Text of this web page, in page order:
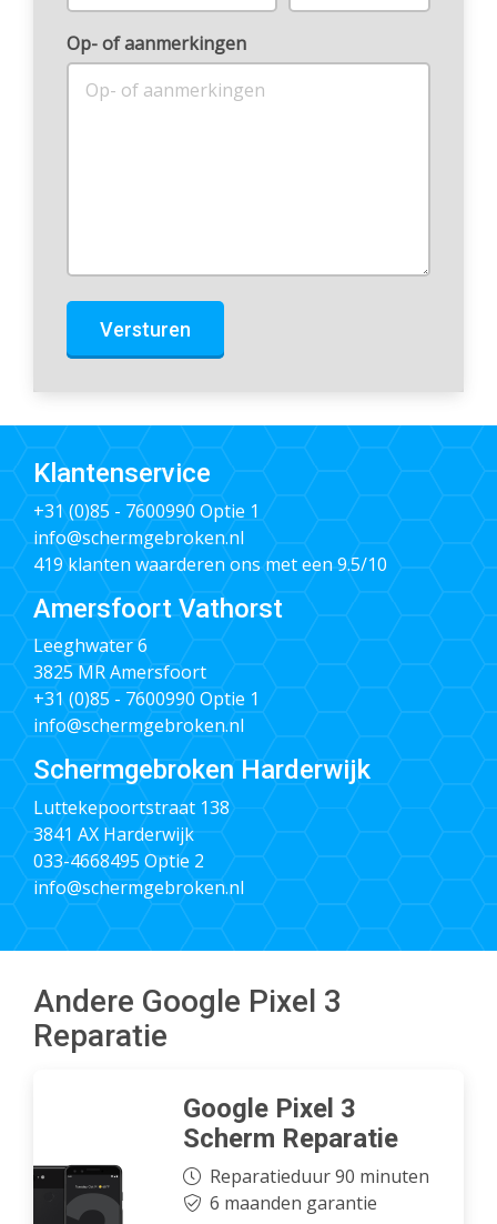
Op- of aanmerkingen
Versturen
Klantenservice
+31 (0)85 - 7600990 Optie 1
info@schermgebroken.nl
419 klanten waarderen ons met een 9.5/10
Amersfoort Vathorst
Leeghwater 6
3825 MR Amersfoort
+31 (0)85 - 7600990 Optie 1
info@schermgebroken.nl
Schermgebroken Harderwijk
Luttekepoortstraat 138
3841 AX Harderwijk
033-4668495 Optie 2
info@schermgebroken.nl
Andere Google Pixel 3
Reparatie
Google Pixel 3
Scherm Reparatie
Reparatieduur 90 minuten
6 maanden garantie